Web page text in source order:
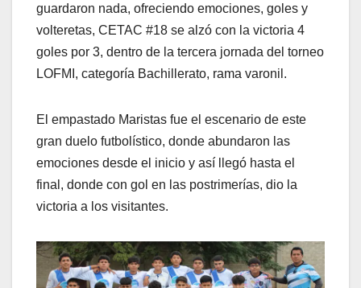
guardaron nada, ofreciendo emociones, goles y
volteretas, CETAC #18 se alzó con la victoria 4
goles por 3, dentro de la tercera jornada del torneo
LOFMI, categoría Bachillerato, rama varonil.
El empastado Maristas fue el escenario de este
gran duelo futbolístico, donde abundaron las
emociones desde el inicio y así llegó hasta el
final, donde con gol en las postrimerías, dio la
victoria a los visitantes.